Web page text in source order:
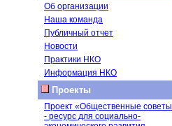
Об организации
Наша команда
Публичный отчет
Новости
Практики НКО
Информация НКО
Проекты
Проект «Общественные советы
- ресурс для социально-